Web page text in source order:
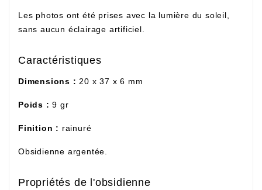
Les photos ont été prises avec la lumière du soleil,
sans aucun éclairage artificiel.
Caractéristiques
Dimensions : 20 x 37 x 6 mm
Poids : 9 gr
Finition : rainuré
Obsidienne argentée.
Propriétés de l'obsidienne